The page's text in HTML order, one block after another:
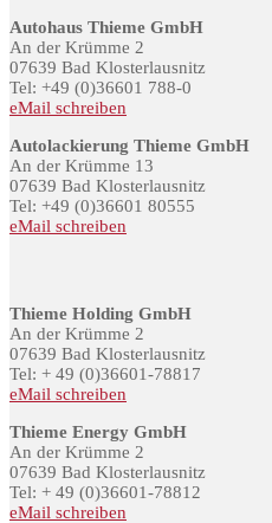
Autohaus Thieme GmbH
An der Krümme 2
07639 Bad Klosterlausnitz
Tel: +49 (0)36601 788-0
eMail schreiben
Autolackierung Thieme GmbH
An der Krümme 13
07639 Bad Klosterlausnitz
Tel: +49 (0)36601 80555
eMail schreiben
Thieme Holding GmbH
An der Krümme 2
07639 Bad Klosterlausnitz
Tel: + 49 (0)36601-78817
eMail schreiben
Thieme Energy GmbH
An der Krümme 2
07639 Bad Klosterlausnitz
Tel: + 49 (0)36601-78812
eMail schreiben